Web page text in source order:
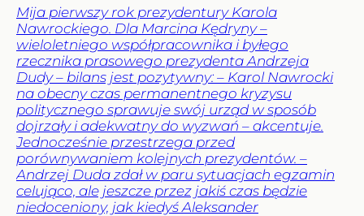
Mija pierwszy rok prezydentury Karola
Nawrockiego. Dla Marcina Kędryny –
wieloletniego współpracownika i byłego
rzecznika prasowego prezydenta Andrzeja
Dudy – bilans jest pozytywny: – Karol Nawrocki
na obecny czas permanentnego kryzysu
politycznego sprawuje swój urząd w sposób
dojrzały i adekwatny do wyzwań – akcentuje.
Jednocześnie przestrzega przed
porównywaniem kolejnych prezydentów. –
Andrzej Duda zdał w paru sytuacjach egzamin
celująco, ale jeszcze przez jakiś czas będzie
niedoceniony, jak kiedyś Aleksander